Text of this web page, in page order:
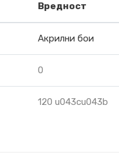
Вредност
Акрилни бои
0
120 u043cu043b